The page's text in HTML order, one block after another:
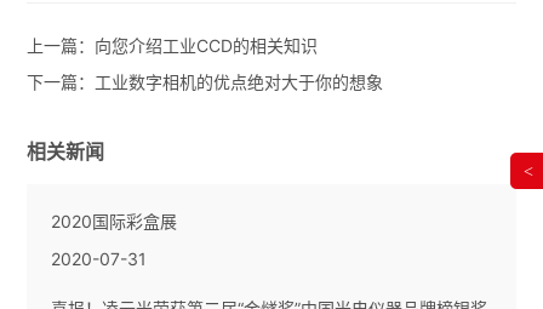
上一篇： 向您介绍工业CCD的相关知识
下一篇： 工业数字相机的优点绝对大于你的想象
相关新闻
2020国际彩盒展
2020-07-31
<